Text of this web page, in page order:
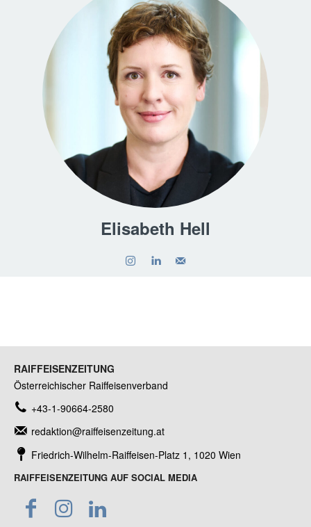
Elisabeth Hell
RAIFFEISENZEITUNG
Österreichischer Raiffeisenverband
+43-1-90664-2580
redaktion@raiffeisenzeitung.at
Friedrich-Wilhelm-Raiffeisen-Platz 1, 1020 Wien
RAIFFEISENZEITUNG AUF SOCIAL MEDIA